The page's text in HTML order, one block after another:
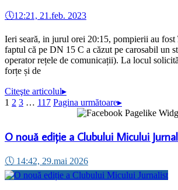
🕔12:21, 21.feb. 2023
Ieri seară, in jurul orei 20:15, pompierii au fost
faptul că pe DN 15 C a căzut pe carosabil un
operator rețele de comunicații). La locul
forțe și de
Citeşte articolul▸
1 2 3 … 117 Pagina următoare▸
O nouă ediție a Clubului Micului
🕔 14:42, 29.mai 2026